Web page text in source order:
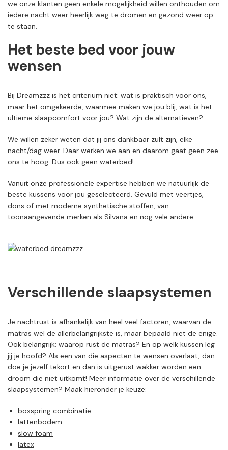
we onze klanten geen enkele mogelijkheid willen onthouden om
iedere nacht weer heerlijk weg te dromen en gezond weer op
te staan.
Het beste bed voor jouw
wensen
Bij Dreamzzz is het criterium niet: wat is praktisch voor ons,
maar het omgekeerde, waarmee maken we jou blij, wat is het
ultieme slaapcomfort voor jou? Wat zijn de alternatieven?
We willen zeker weten dat jij ons dankbaar zult zijn, elke
nacht/dag weer. Daar werken we aan en daarom gaat geen zee
ons te hoog. Dus ook geen waterbed!
Vanuit onze professionele expertise hebben we natuurlijk de
beste kussens voor jou geselecteerd. Gevuld met veertjes,
dons of met moderne synthetische stoffen, van
toonaangevende merken als Silvana en nog vele andere.
Verschillende slaapsystemen
Je nachtrust is afhankelijk van heel veel factoren, waarvan de
matras wel de allerbelangrijkste is, maar bepaald niet de enige.
Ook belangrijk: waarop rust de matras? En op welk kussen leg
jij je hoofd? Als een van die aspecten te wensen overlaat, dan
doe je jezelf tekort en dan is uitgerust wakker worden een
droom die niet uitkomt! Meer informatie over de verschillende
slaapsystemen? Maak hieronder je keuze:
boxspring combinatie
lattenbodem
slow foam
latex